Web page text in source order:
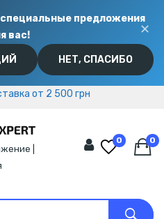
предложения
вас!
НЕТ, СПАСИБО
✕
от 2 500 грн
от 2 500 грн
|
0 0